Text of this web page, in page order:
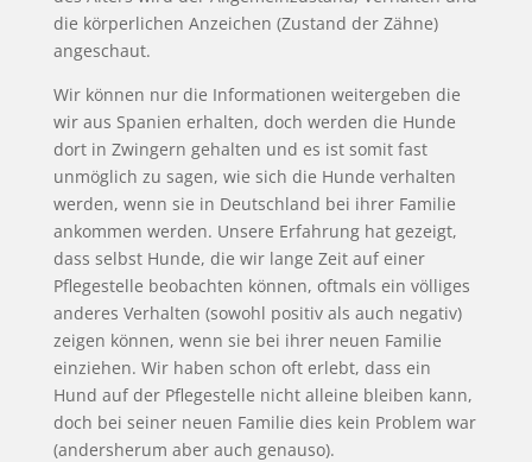
die körperlichen Anzeichen (Zustand der Zähne)
angeschaut.
Wir können nur die Informationen weitergeben die
wir aus Spanien erhalten, doch werden die Hunde
dort in Zwingern gehalten und es ist somit fast
unmöglich zu sagen, wie sich die Hunde verhalten
werden, wenn sie in Deutschland bei ihrer Familie
ankommen werden. Unsere Erfahrung hat gezeigt,
dass selbst Hunde, die wir lange Zeit auf einer
Pflegestelle beobachten können, oftmals ein völliges
anderes Verhalten (sowohl positiv als auch negativ)
zeigen können, wenn sie bei ihrer neuen Familie
einziehen. Wir haben schon oft erlebt, dass ein
Hund auf der Pflegestelle nicht alleine bleiben kann,
doch bei seiner neuen Familie dies kein Problem war
(andersherum aber auch genauso).